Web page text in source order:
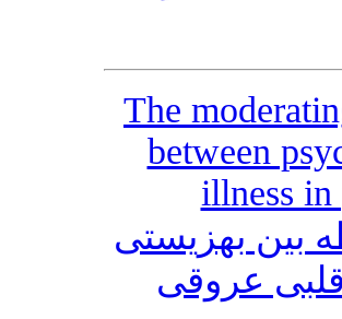
The
between
illness in
بین بهزیستی
قلبی عروقی